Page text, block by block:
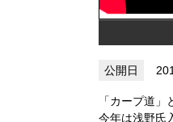
「カープ道
今年は浅野氏